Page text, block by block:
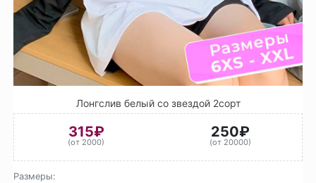
Лонгслив белый со звездой 2сорт
315₽
(от 2000)
250₽
(от 20000)
Размеры: